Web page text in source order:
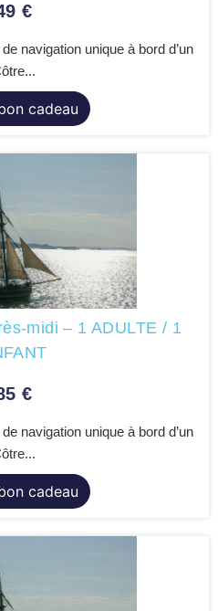
€
navigation unique à bord d’un
cadeau
midi – 1 ADULTE / 1
€
navigation unique à bord d’un
cadeau